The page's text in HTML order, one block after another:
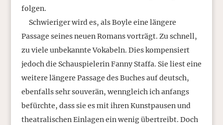
folgen.
Schwieriger wird es, als Boyle eine längere
Passage seines neuen Romans vorträgt. Zu schnell,
zu viele unbekannte Vokabeln. Dies kompensiert
jedoch die Schauspielerin Fanny Staffa. Sie liest eine
weitere längere Passage des Buches auf deutsch,
ebenfalls sehr souverän, wenngleich ich anfangs
befürchte, dass sie es mit ihren Kunstpausen und
theatralischen Einlagen ein wenig übertreibt. Doch